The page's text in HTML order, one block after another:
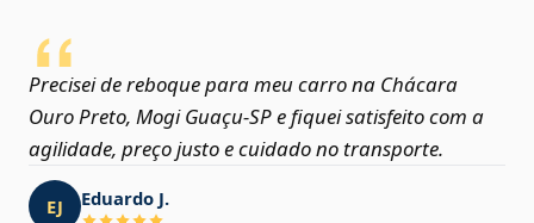
Precisei de reboque para meu carro na Chácara
Ouro Preto, Mogi Guaçu‑SP e fiquei satisfeito com a
agilidade, preço justo e cuidado no transporte.
EJ Eduardo J.